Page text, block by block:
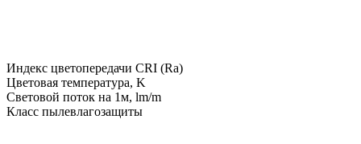
Индекс цветопередачи CRI (Ra)
Цветовая температура, K
Световой поток на 1м, lm/m
Класс пылевлагозащиты